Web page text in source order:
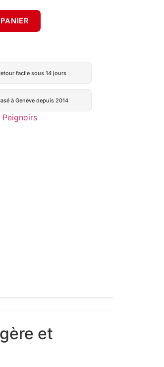
facile sous 14 jours
à Genève depuis 2014
Peignoirs
et